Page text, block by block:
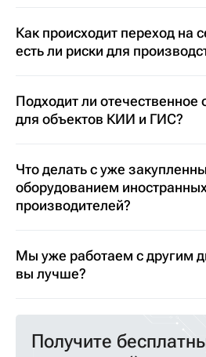
Как происходит переход на
есть ли риски для
Подходит ли отечественное
для объектов КИИ и ГИС?
Что делать с уже
оборудованием иностранных
производителей?
Мы уже работаем с другим
вы лучше?
Получите